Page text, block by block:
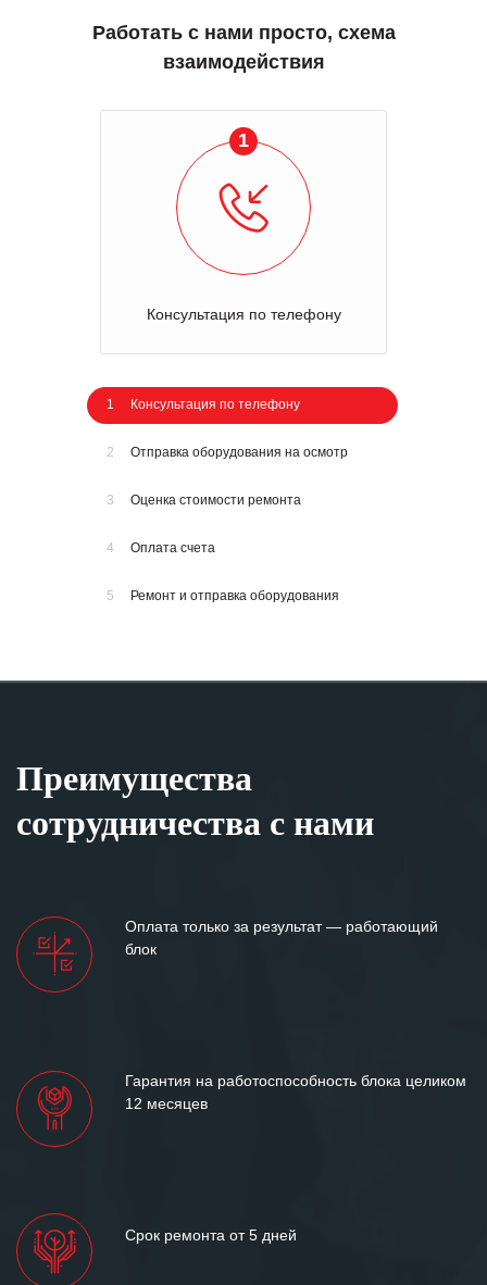
Работать с нами просто, схема
взаимодействия
1
Консультация по телефону
1 Консультация по телефону
2 Отправка оборудования на осмотр
3 Оценка стоимости ремонта
4 Оплата счета
5 Ремонт и отправка оборудования
Преимущества
сотрудничества с нами
Оплата только за результат — работающий
блок
Гарантия на работоспособность блока целиком
12 месяцев
Срок ремонта от 5 дней